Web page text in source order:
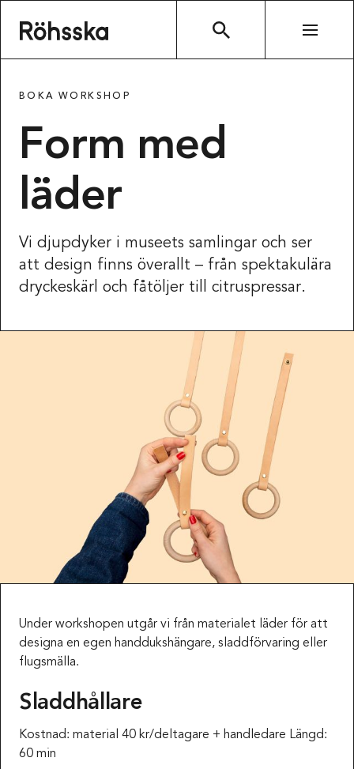
BOKA WORKSHOP
Form med
läder
Vi djupdyker i museets samlingar och ser
att design finns överallt – från spektakulära
dryckeskärl och fåtöljer till citruspressar.
Under workshopen utgår vi från materialet läder för att
designa en egen handdukshängare, sladdförvaring eller
flugsmälla.
Sladdhållare
Kostnad: material 40 kr/deltagare + handledare Längd:
60 min